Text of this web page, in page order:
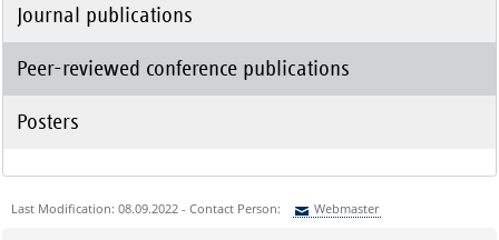
Journal publications
Peer-reviewed conference publications
Posters
Last Modification: 08.09.2022 - Contact Person: Webmaster